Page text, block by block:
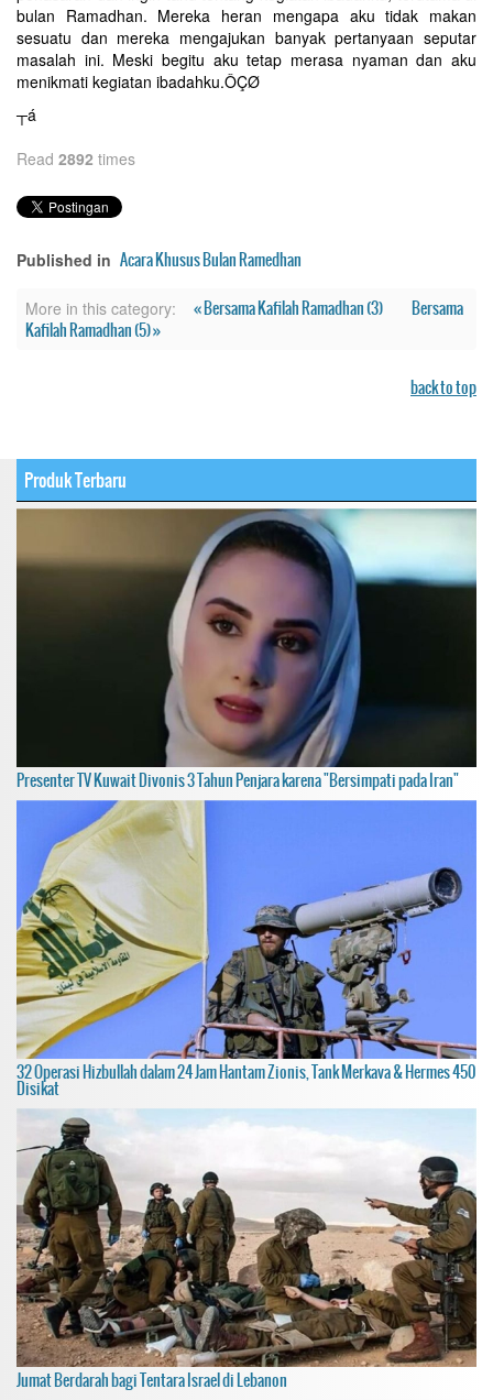
bulan Ramadhan. Mereka heran mengapa aku tidak makan
sesuatu dan mereka mengajukan banyak pertanyaan seputar
masalah ini. Meski begitu aku tetap merasa nyaman dan aku
menikmati kegiatan ibadahku.ÔÇØ
┬á
Read 2892 times
Published in Acara Khusus Bulan Ramedhan
More in this category: « Bersama Kafilah Ramadhan (3)
Bersama
Kafilah Ramadhan (5) »
back to top
Produk Terbaru
Presenter TV Kuwait Divonis 3 Tahun Penjara karena "Bersimpati pada Iran"
32 Operasi Hizbullah dalam 24 Jam Hantam Zionis, Tank Merkava & Hermes 450
Disikat
Jumat Berdarah bagi Tentara Israel di Lebanon